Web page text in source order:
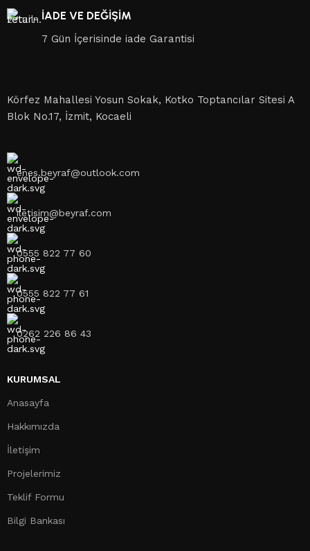
İADE VE DEĞİŞİM
7 Gün İçerisinde iade Garantisi
Körfez Mahallesi Yosun Sokak, Kotko Toptancılar Sitesi A
Blok No.17, İzmit, Kocaeli
enes.beyraf@outlook.com
iletisim@beyraf.com
0555 822 77 60
0555 822 77 61
0262 226 86 43
KURUMSAL
Anasayfa
Hakkımızda
İletişim
Projelerimiz
Teklif Formu
Bilgi Bankası